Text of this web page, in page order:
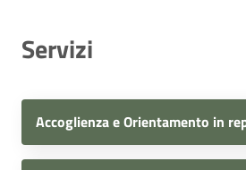
Servizi
Accoglienza e Orientamento in